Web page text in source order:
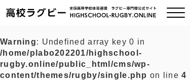
ご挨拶
Warning: Undefined array key 0 in
/home/plabo202201/highschool-
rugby.online/public_html/cms/wp-
content/themes/rugby/single.php on line4